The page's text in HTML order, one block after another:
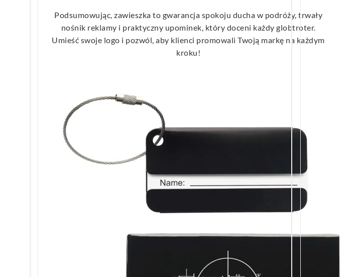
Podsumowując, zawieszka to gwarancja spokoju ducha w podróży, trwały
nośnik reklamy i praktyczny upominek, który doceni każdy globtroter.
Umieść swoje logo i pozwól, aby klienci promowali Twoją markę na każdym
kroku!